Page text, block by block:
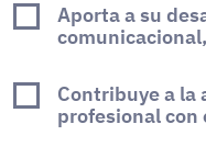
Aporta a su
Contribuye a la
profesional